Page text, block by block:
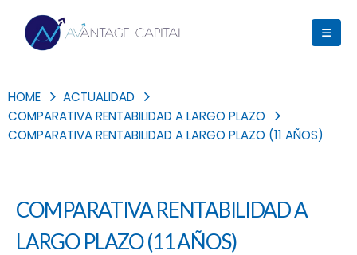
HOME
ACTUALIDAD
COMPARATIVA RENTABILIDAD A LARGO PLAZO
COMPARATIVA RENTABILIDAD A LARGO PLAZO (11 AÑOS)
COMPARATIVA RENTABILIDAD A
LARGO PLAZO (11 AÑOS)